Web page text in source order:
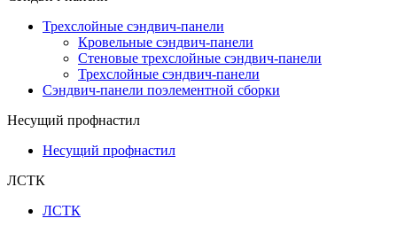
Трехслойные сэндвич-панели
Кровельные сэндвич-панели
Стеновые трехслойные сэндвич-панели
Трехслойные сэндвич-панели
Сэндвич-панели поэлементной сборки
Несущий профнастил
Несущий профнастил
ЛСТК
ЛСТК